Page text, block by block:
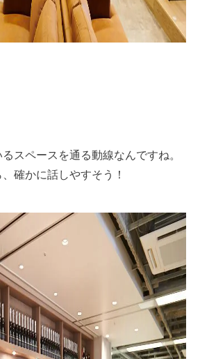
スペースを通る動線なんですね。
確かに話しやすそう！